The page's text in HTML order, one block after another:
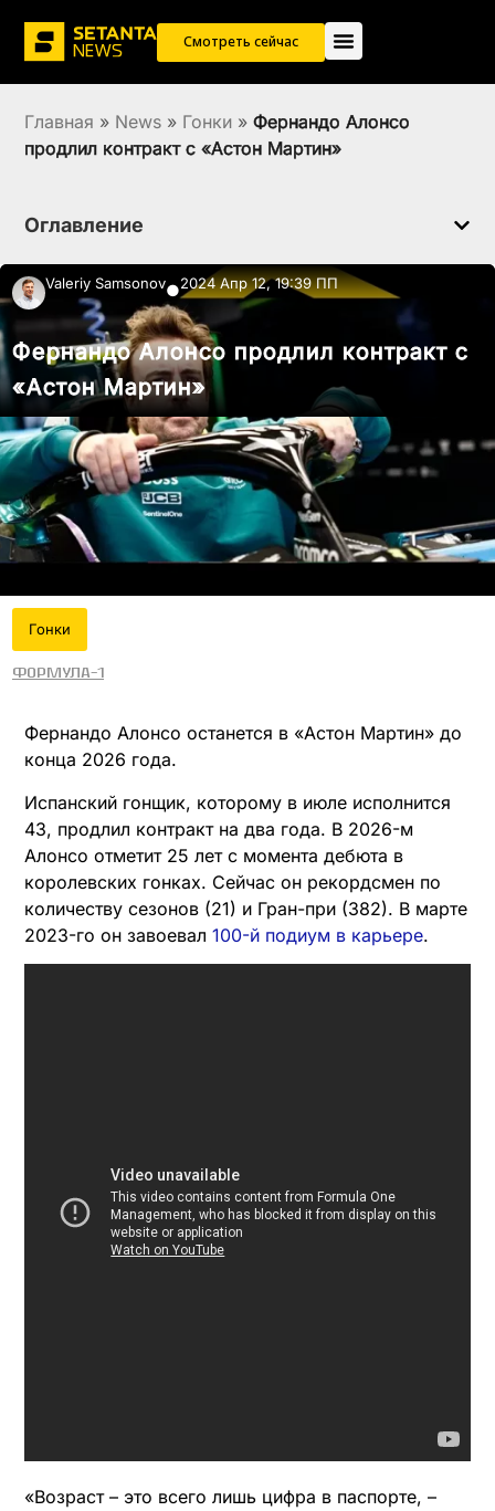
Смотреть сейчас
Главная » News » Гонки » Фернандо Алонсо
продлил контракт с «Астон Мартин»
Оглавление
Valeriy Samsonov●2024 Апр 12, 19:39 ПП
Фернандо Алонсо продлил контракт с
«Астон Мартин»
Гонки
Формула-1
Фернандо Алонсо останется в «Астон Мартин» до
конца 2026 года.
Испанский гонщик, которому в июле исполнится
43, продлил контракт на два года. В 2026-м
Алонсо отметит 25 лет с момента дебюта в
королевских гонках. Сейчас он рекордсмен по
количеству сезонов (21) и Гран-при (382). В марте
2023-го он завоевал 100-й подиум в карьере.
«Возраст – это всего лишь цифра в паспорте, –